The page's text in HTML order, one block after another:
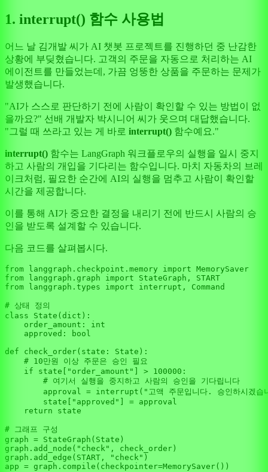
1. interrupt() 함수 사용법
어느 날 김개발 씨가 AI 챗봇 프로젝트를 진행하던 중 난감한
상황에 부딪혔습니다. 고객의 주문을 자동으로 처리하는 AI
에이전트를 만들었는데, 가끔 엉뚱한 상품을 주문하는 문제가
발생했습니다.
"AI가 스스로 판단하기 전에 사람이 확인할 수 있는 방법이 없
을까요?" 선배 개발자 박시니어 씨가 웃으며 대답했습니다.
"그럴 때 쓰라고 있는 게 바로 interrupt() 함수예요."
interrupt() 함수는 LangGraph 워크플로우의 실행을 일시 중지
하고 사람의 개입을 기다리는 함수입니다. 마치 자동차의 브레
이크처럼, 필요한 순간에 AI의 실행을 멈추고 사람이 확인할
시간을 제공합니다.
이를 통해 AI가 중요한 결정을 내리기 전에 반드시 사람의 승
인을 받도록 설계할 수 있습니다.
다음 코드를 살펴봅시다.
from langgraph.checkpoint.memory import
from langgraph.graph import
from langgraph.types import interrupt, Command
# 상태 정의
class
State ( dict ):
    order_amount:
int
    approved:
bool
def
check_order( state: State ):
# 10만원 이상 주문은 승인 필요
if state[ "order_amount" ] > 100000 :
# 여기서 실행을 중지하고 사람의 승인을 기다립니다
        approval = interrupt(
"고액 주문입니다. 승인하시겠습
        state[
"approved"
] = approval
return state
# 그래프 구성
graph = StateGraph(State)
graph.add_node( "check" , check_order)
graph.add_edge(START,
"check" )
app = graph. compile